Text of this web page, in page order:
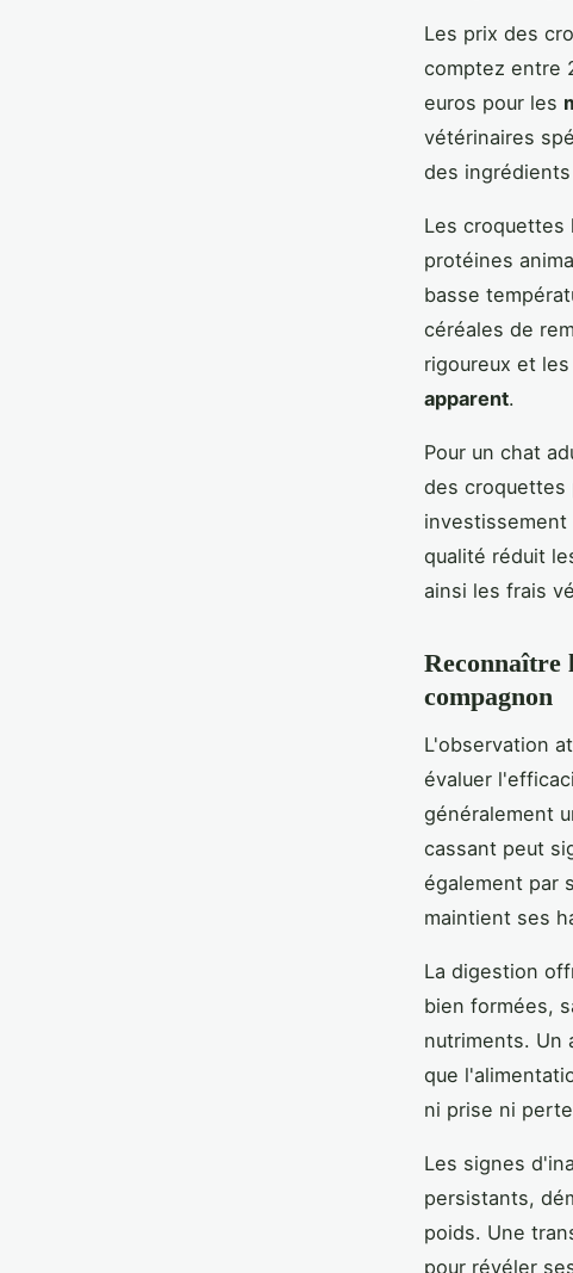
Les prix des
comptez entre
euros pour les
vétérinaires
des
Les croquettes
protéines
basse
céréales de
rigoureux et
apparent.
Pour un chat
des croquettes
qualité réduit
ainsi les frais
Reconnaître
compagnon
L'observation
évaluer
généralement
cassant peut
également par
maintient ses
La digestion
bien formées,
nutriments. Un
que
ni prise ni
Les signes
persistants,
poids. Une
pour révéler